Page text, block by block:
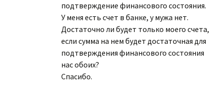
подтверждение финансового состояния.
У меня есть счет в банке, у мужа нет.
Достаточно ли будет только моего счета,
если сумма на нем будет достаточная для
подтверждения финансового состояния
нас обоих?
Спасибо.